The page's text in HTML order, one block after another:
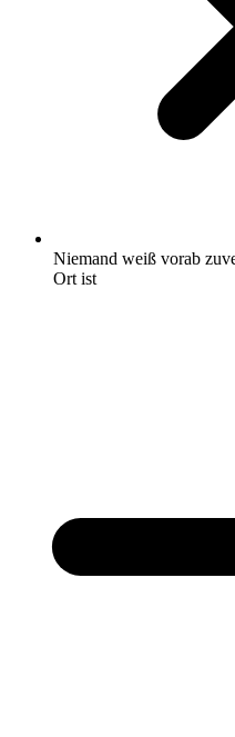
Niemand weiß vorab
Ort ist